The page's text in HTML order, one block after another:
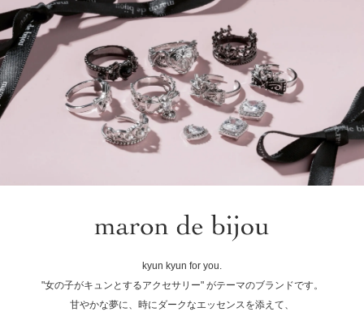
kyun kyun for you.
"女の子がキュンとするアクセサリー" がテーマのブランドです。
甘やかな夢に、時にダークなエッセンスを添えて、